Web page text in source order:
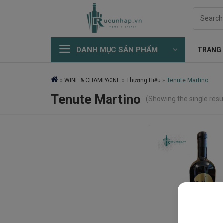
DANH MỤC SẢN PHẨM TRANG
» WINE & CHAMPAGNE » Thương Hiệu » Tenute Martino
Tenute Martino (Showing the single